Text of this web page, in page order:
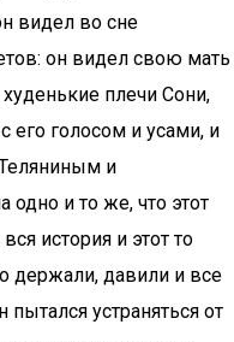
видел во сне
он видел свою мать
плечи Сони,
его голосом и усами, и
и
одно и то же, что этот
история и этот то
держали, давили и все
пытался устраняться от